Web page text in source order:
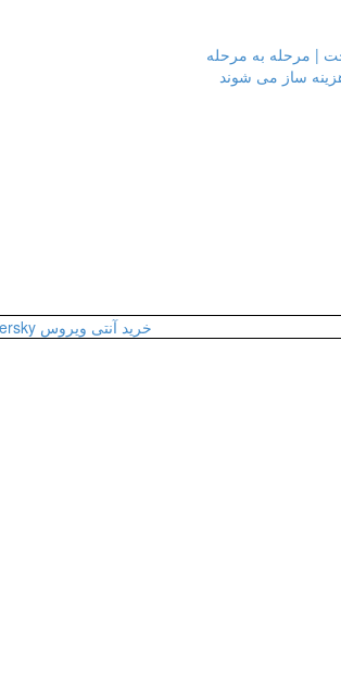
| مرحله به مرحله
ساز می شوند
خرید آنتی ویروس Kaspersky